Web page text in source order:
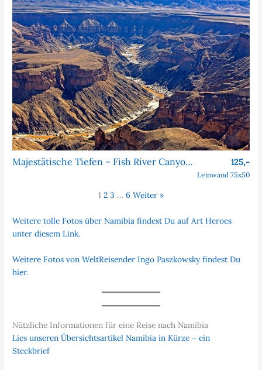
Majestätische Tiefen – Fish River Canyon, Namibia 125,-
Leinwand 75x50
1 2 3 … 6 Weiter »
Weitere tolle Fotos über Namibia findest Du auf Art Heroes
unter diesem Link.
Weitere Fotos von WeltReisender Ingo Paszkowsky findest Du
hier.
Nützliche Informationen für eine Reise nach Namibia
Lies unseren Übersichtsartikel Namibia in Kürze – ein
Steckbrief